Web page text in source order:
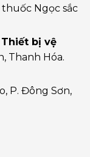
Ngọc sắc
bị vệ
Thanh Hóa.
P. Đông Sơn,